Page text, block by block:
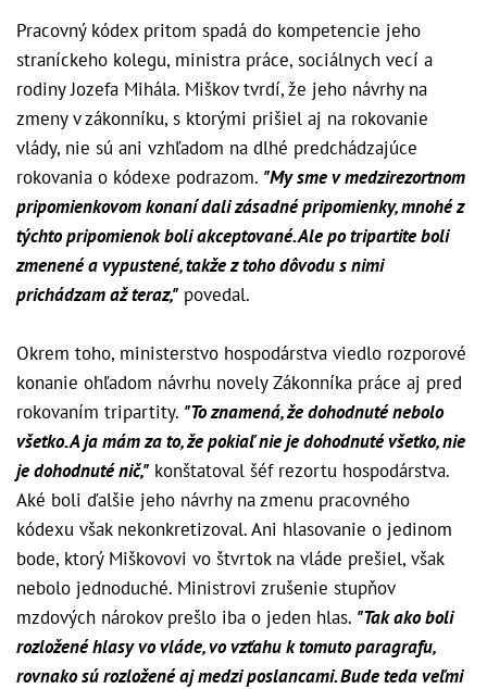
Pracovný kódex pritom spadá do kompetencie jeho
straníckeho kolegu, ministra práce, sociálnych vecí a
rodiny Jozefa Mihála. Miškov tvrdí, že jeho návrhy na
zmeny v zákonníku, s ktorými prišiel aj na rokovanie
vlády, nie sú ani vzhľadom na dlhé predchádzajúce
rokovania o kódexe podrazom. "My sme v medzirezortnom
pripomienkovom konaní dali zásadné pripomienky, mnohé z
týchto pripomienok boli akceptované. Ale po tripartite boli
zmenené a vypustené, takže z toho dôvodu s nimi
prichádzam až teraz," povedal.
Okrem toho, ministerstvo hospodárstva viedlo rozporové
konanie ohľadom návrhu novely Zákonníka práce aj pred
rokovaním tripartity. "To znamená, že dohodnuté nebolo
všetko. A ja mám za to, že pokiaľ nie je dohodnuté všetko, nie
je dohodnuté nič," konštatoval šéf rezortu hospodárstva.
Aké boli ďalšie jeho návrhy na zmenu pracovného
kódexu však nekonkretizoval. Ani hlasovanie o jedinom
bode, ktorý Miškovovi vo štvrtok na vláde prešiel, však
nebolo jednoduché. Ministrovi zrušenie stupňov
mzdových nárokov prešlo iba o jeden hlas. "Tak ako boli
rozložené hlasy vo vláde, vo vzťahu k tomuto paragrafu,
rovnako sú rozložené aj medzi poslancami. Bude teda veľmi